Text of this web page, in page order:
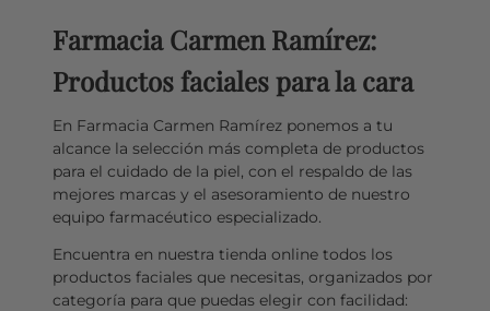
Farmacia Carmen Ramírez:
Productos faciales para la cara
En Farmacia Carmen Ramírez ponemos a tu
alcance la selección más completa de productos
para el cuidado de la piel, con el respaldo de las
mejores marcas y el asesoramiento de nuestro
equipo farmacéutico especializado.
Encuentra en nuestra tienda online todos los
productos faciales que necesitas, organizados por
categoría para que puedas elegir con facilidad:
C Carmen Ramírez
Farmacéutica Virtual - En línea
C
¡Hola! Soy Carmen 😊, tu farmacéutica virtual.
¿Cómo estás hoy y en qué puedo ayudarte?